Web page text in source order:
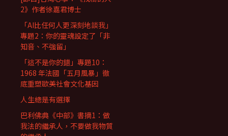
2》作者徐嘉君博士
「AI比任何人更深刻地談我」
專題2：你的靈魂設定了「非
知音、不強留」
「這不是你的錯」專題10：
1968 年法國「五月風暴」徹
底重塑歐美社會文化基因
人生總是有選擇
巴利佛典《中部》書摘1：做
我法的繼承人，不要做我物質